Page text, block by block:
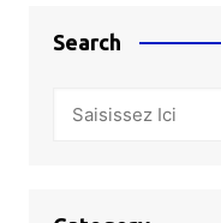
Search